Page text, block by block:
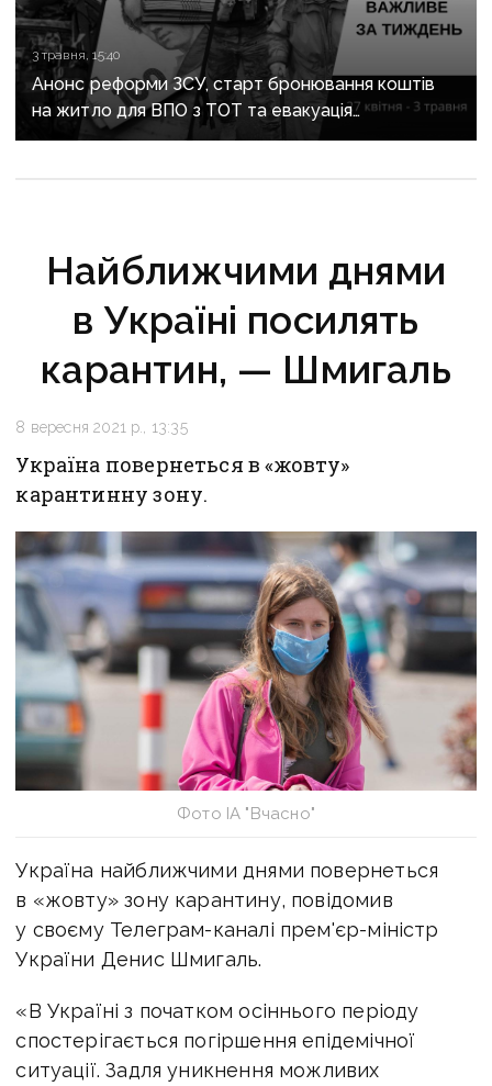
3 травня, 15:40
Анонс реформи ЗСУ, старт бронювання коштів
на житло для ВПО з ТОТ та евакуація
з Донеччини: важливе за тиждень
Найближчими днями
в Україні посилять
карантин, — Шмигаль
8 вересня 2021 р., 13:35
Україна повернеться в «жовту»
карантинну зону.
Фото ІА "Вчасно"
Україна найближчими днями повернеться
в «жовту» зону карантину, повідомив
у своєму Телеграм-каналі прем'єр-міністр
України Денис Шмигаль.
«В Україні з початком осіннього періоду
спостерігається погіршення епідемічної
ситуації. Задля уникнення можливих